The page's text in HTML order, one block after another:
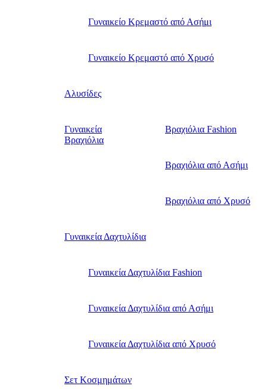
Γυναικείο Κρεμαστό από Ασήμι
Γυναικείο Κρεμαστό από Χρυσό
Αλυσίδες
Γυναικεία
Βραχιόλια
Βραχιόλια Fashion
Βραχιόλια από Ασήμι
Βραχιόλια από Χρυσό
Γυναικεία Δαχτυλίδια
Γυναικεία Δαχτυλίδια Fashion
Γυναικεία Δαχτυλίδια από Ασήμι
Γυναικεία Δαχτυλίδια από Χρυσό
Σετ Κοσμημάτων